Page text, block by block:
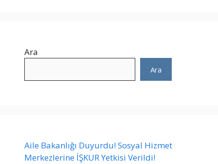
Ara
Ara
Aile Bakanlığı Duyurdu! Sosyal Hizmet
Merkezlerine İŞKUR Yetkisi Verildi!